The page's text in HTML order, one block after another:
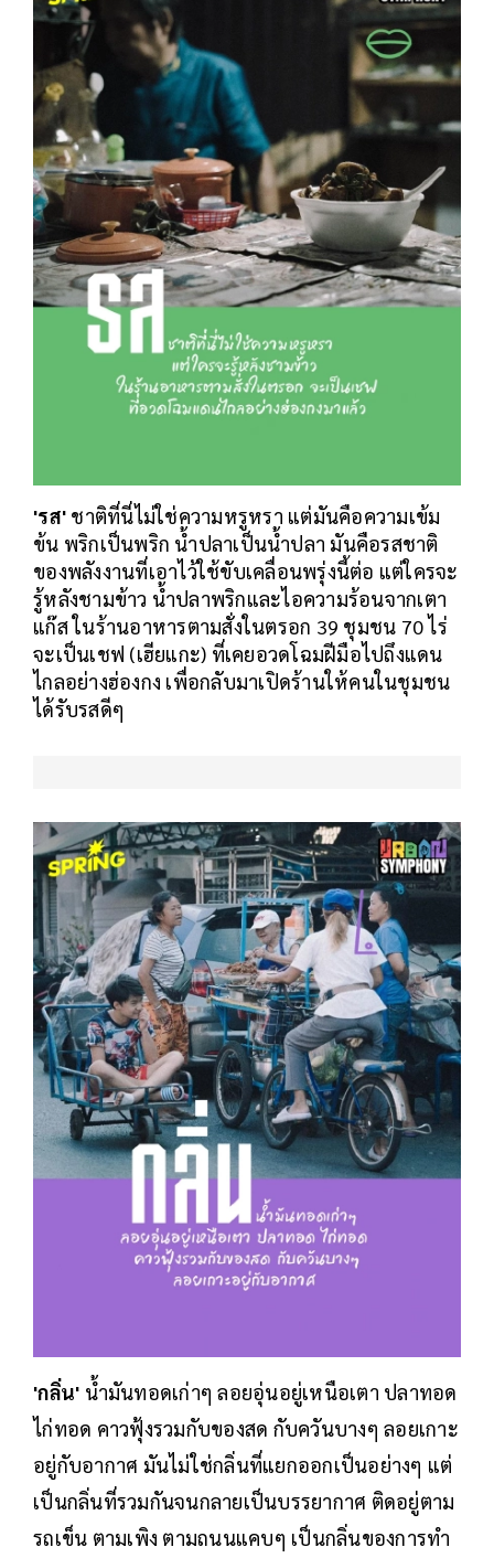
'รส' ชาติที่นี่ไม่ใช่ความหรูหรา แต่มันคือความเข้ม
ข้น พริกเป็นพริก น้ำปลาเป็นน้ำปลา มันคือรสชาติ
ของพลังงานที่เอาไว้ใช้ขับเคลื่อนพรุ่งนี้ต่อ แต่ใครจะ
รู้หลังชามข้าว น้ำปลาพริกและไอความร้อนจากเตา
แก๊ส ในร้านอาหารตามสั่งในตรอก 39 ชุมชน 70 ไร่
จะเป็นเชฟ (เฮียแกะ) ที่เคยอวดโฉมฝีมือไปถึงแดน
ไกลอย่างฮ่องกง เพื่อกลับมาเปิดร้านให้คนในชุมชน
ได้รับรสดีๆ
'กลิ่น' น้ำมันทอดเก่าๆ ลอยอุ่นอยู่เหนือเตา ปลาทอด
ไก่ทอด คาวฟุ้งรวมกับของสด กับควันบางๆ ลอยเกาะ
อยู่กับอากาศ มันไม่ใช่กลิ่นที่แยกออกเป็นอย่างๆ แต่
เป็นกลิ่นที่รวมกันจนกลายเป็นบรรยากาศ ติดอยู่ตาม
รถเข็น ตามเพิง ตามถนนแคบๆ เป็นกลิ่นของการทำ